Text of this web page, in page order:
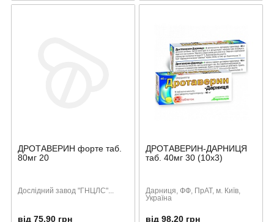
ДРОТАВЕРИН форте таб.
80мг 20
Дослідний завод "ГНЦЛС"...
від 75.90 грн
ДРОТАВЕРИН-ДАРНИЦЯ
таб. 40мг 30 (10х3)
Дарниця, ФФ, ПрАТ, м. Київ,
Україна
від 98.20 грн